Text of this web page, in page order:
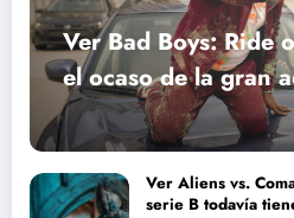
Ver Bad Boys: Ride
el ocaso de la gran
Ver Aliens vs.
serie B todavía